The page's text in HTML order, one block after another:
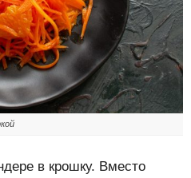
в крошку. Вместо